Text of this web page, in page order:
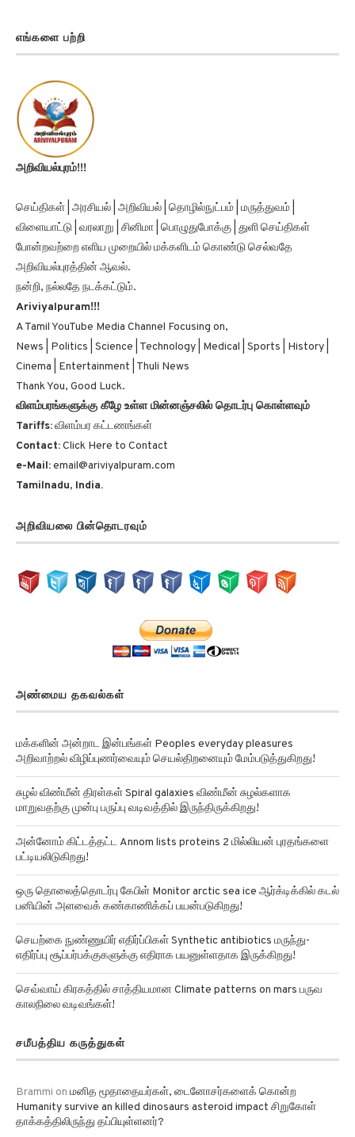
எங்களை பற்றி
அறிவியல்புரம்!!!
செய்திகள் | அரசியல் | அறிவியல் | தொழில்நுட்பம் | மருத்துவம் |
விளையாட்டு | வரலாறு | சினிமா | பொழுதுபோக்கு | துளி செய்திகள்
போன்றவற்றை எளிய முறையில் மக்களிடம் கொண்டு செல்வதே
அறிவியல்புரத்தின் ஆவல்.
நன்றி, நல்லதே நடக்கட்டும்.
Ariviyalpuram!!!
A Tamil YouTube Media Channel Focusing on,
News | Politics | Science | Technology | Medical | Sports | History |
Cinema | Entertainment | Thuli News
Thank You, Good Luck.
விளம்பரங்களுக்கு கீழே உள்ள மின்னஞ்சலில் தொடர்பு கொள்ளவும்
Tariffs: விளம்பர கட்டணங்கள்
Contact: Click Here to Contact
e-Mail: email@ariviyalpuram.com
Tamilnadu, India.
அறிவியலை பின்தொடரவும்
அண்மைய தகவல்கள்
மக்களின் அன்றாட இன்பங்கள் Peoples everyday pleasures
அறிவாற்றல் விழிப்புணர்வையும் செயல்திறனையும் மேம்படுத்துகிறது!
சுழல் விண்மீன் திரள்கள் Spiral galaxies விண்மீன் சுழல்களாக
மாறுவதற்கு முன்பு பருப்பு வடிவத்தில் இருந்திருக்கிறது!
அன்னோம் கிட்டத்தட்ட Annom lists proteins 2 மில்லியன் புரதங்களை
பட்டியலிடுகிறது!
ஒரு தொலைத்தொடர்பு கேபிள் Monitor arctic sea ice ஆர்க்டிக்கில் கடல்
பனியின் அளவைக் கண்காணிக்கப் பயன்படுகிறது!
செயற்கை நுண்ணுயிர் எதிர்ப்பிகள் Synthetic antibiotics மருந்து-
எதிர்ப்பு சூப்பர்பக்குகளுக்கு எதிராக பயனுள்ளதாக இருக்கிறது!
செவ்வாய் கிரகத்தில் சாத்தியமான Climate patterns on mars பருவ
காலநிலை வடிவங்கள்!
சமீபத்திய கருத்துகள்
Brammi on மனித மூதாதையர்கள், டைனோசர்களைக் கொன்ற
Humanity survive an killed dinosaurs asteroid impact சிறுகோள்
தாக்கத்திலிருந்து தப்பியுள்ளனர்?